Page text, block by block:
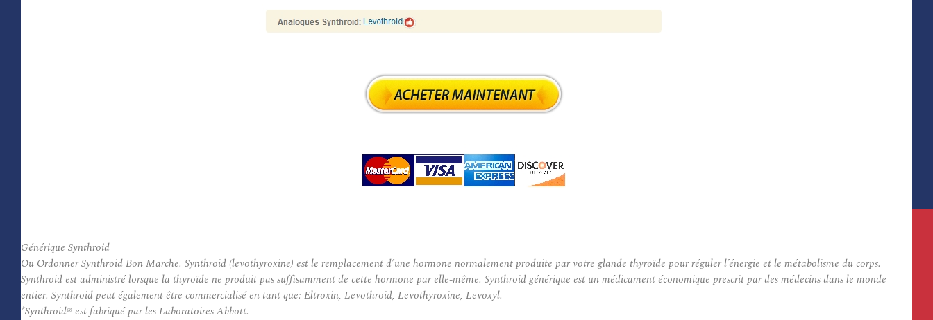
Générique Synthroid
Ou Ordonner Synthroid Bon Marche. Synthroid (levothyroxine) est le remplacement d’une hormone normalement produite par votre glande thyroïde pour réguler l’énergie et le métabolisme du corps.
Synthroid est administré lorsque la thyroïde ne produit pas suffisamment de cette hormone par elle-même. Synthroid générique est un médicament économique prescrit par des médecins dans le monde
entier. Synthroid peut également être commercialisé en tant que: Eltroxin, Levothroid, Levothyroxine, Levoxyl.
*Synthroid® est fabriqué par les Laboratoires Abbott.